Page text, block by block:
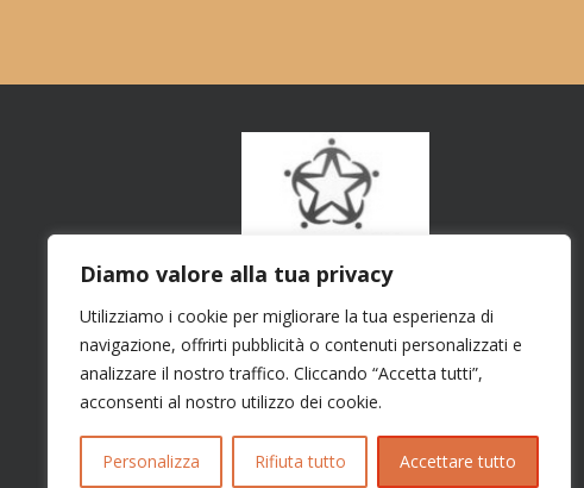
Diamo valore alla tua privacy
Utilizziamo i cookie per migliorare la tua esperienza di
navigazione, offrirti pubblicità o contenuti personalizzati e
analizzare il nostro traffico. Cliccando “Accetta tutti”,
acconsenti al nostro utilizzo dei cookie.
Personalizza Rifiuta tutto Accettare tutto